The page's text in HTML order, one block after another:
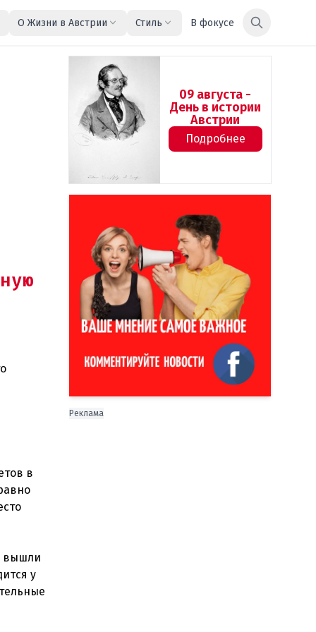
О Жизни в Австрии Стиль В фокусе
в
вышли
у
09 августа -
День в истории
Австрии
Подробнее
Реклама